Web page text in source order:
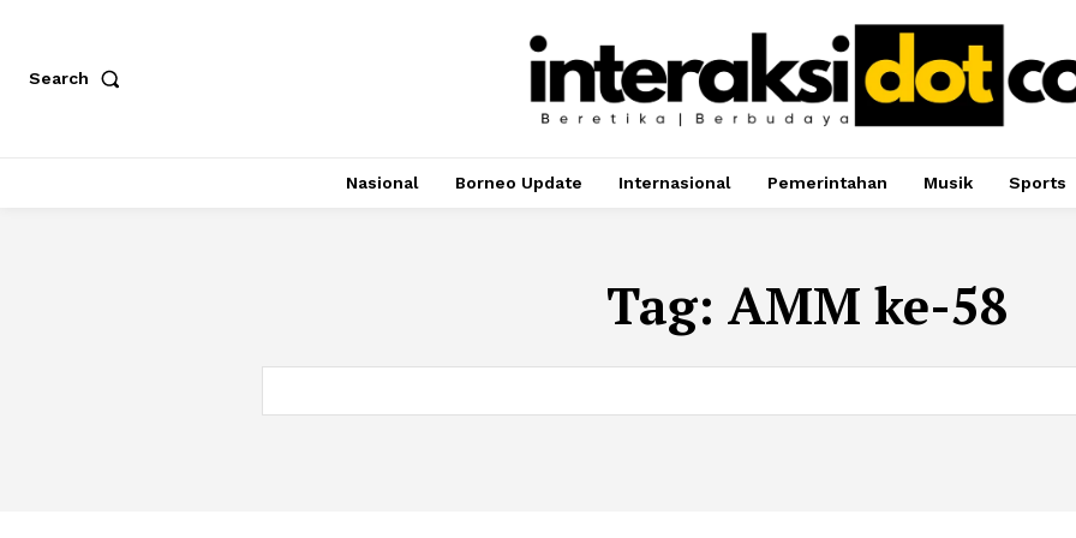
Search
Nasional Borneo Update Internasional Pemerintahan Musik Sports
Tag: AMM ke-58